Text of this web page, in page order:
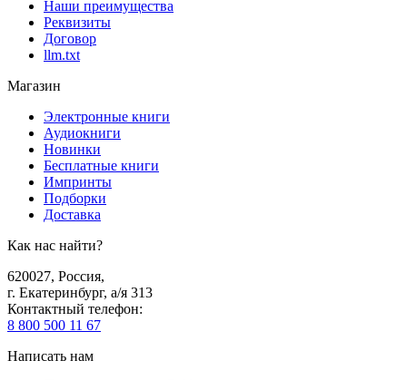
Наши преимущества
Реквизиты
Договор
llm.txt
Магазин
Электронные книги
Аудиокниги
Новинки
Бесплатные книги
Импринты
Подборки
Доставка
Как нас найти?
620027, Россия,
г. Екатеринбург, а/я 313
Контактный телефон:
8 800 500 11 67
Написать нам